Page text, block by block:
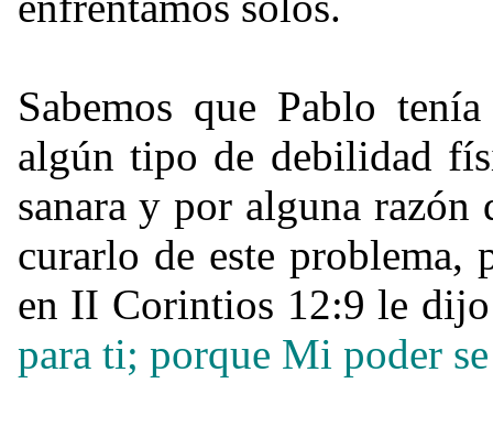
Sabemos que Pablo
algún tipo de debilidad
sanara y por alguna
curarlo de este problema,
en II Corintios 12:9 le
para ti; porque Mi poder